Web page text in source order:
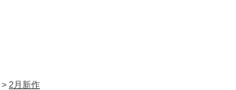
> 2月新作